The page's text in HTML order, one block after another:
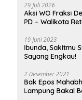
29 Juli 2026
Aksi WO Fraksi
PD – Walikota
19 Juni 2023
Ibunda, Sakitmu
Sayang Engkau!
2 Desember 2021
Bak Epos
Lampung Bakal